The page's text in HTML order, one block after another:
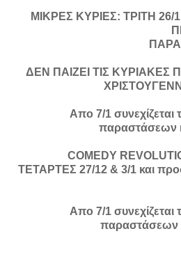
ΜΙΚΡΕΣ ΚΥΡΙΕΣ: ΤΡΙΤΗ 26/1
ΔΕΝ ΠΑΙΖΕΙ ΤΙΣ ΚΥΡΙΑΚΕΣ
Απο 7/1
παραστάσεων
COMEDY
ΤΕΤΑΡΤΕΣ 27/12 & 3/1 και
Απο 7/1
παραστάσεων